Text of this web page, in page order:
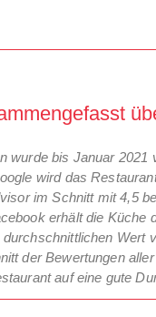
wurde bis Januar
wird das
im Schnitt mit 4,5
erhält die Küche
Wert
der Bewertungen
auf eine gute